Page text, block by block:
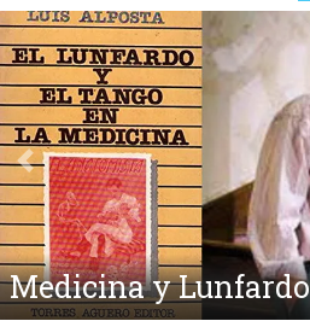
Medicina y Lunfardo
Anterior